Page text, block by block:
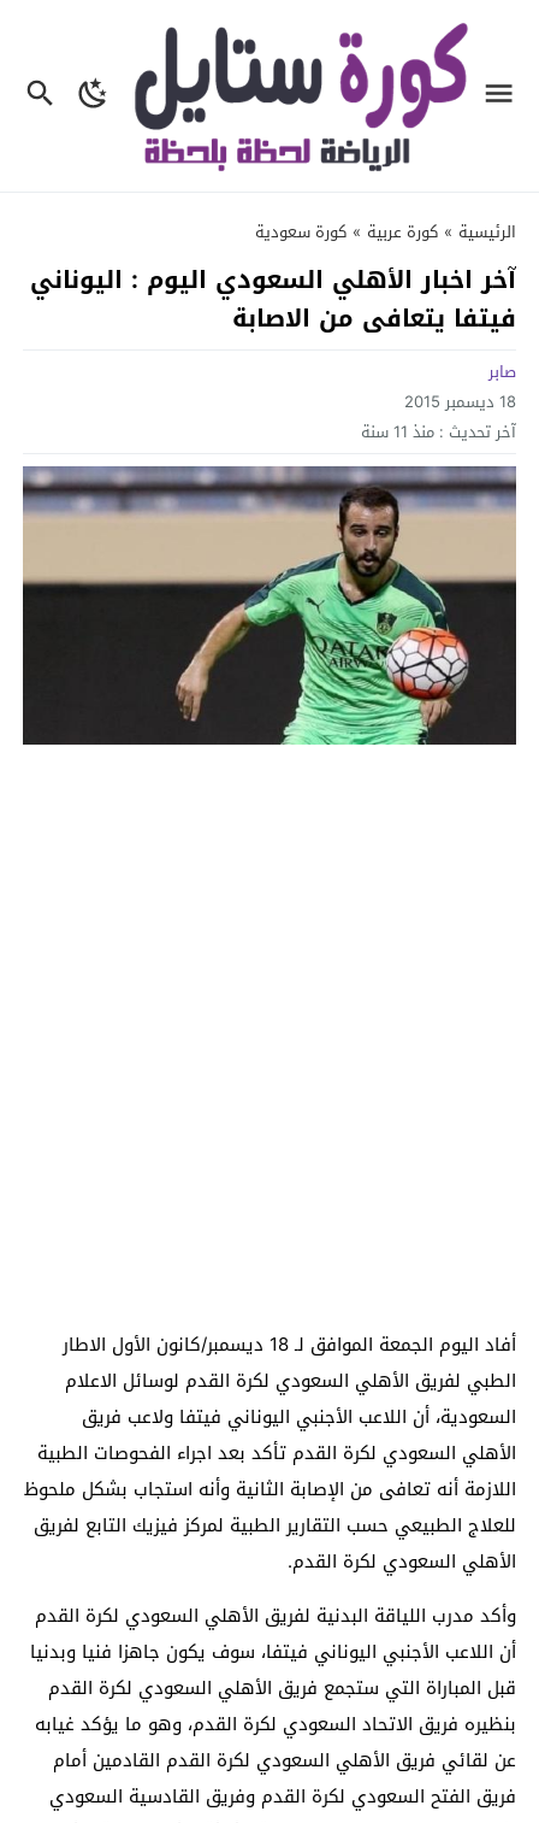
الرئيسية » كورة عربية » كورة سعودية
آخر اخبار الأهلي السعودي اليوم : اليوناني
فيتفا يتعافى من الاصابة
صابر
18 ديسمبر 2015
آخر تحديث : منذ 11 سنة
أفاد اليوم الجمعة الموافق لـ 18 ديسمبر/كانون الأول الاطار
الطبي لفريق الأهلي السعودي لكرة القدم لوسائل الاعلام
السعودية، أن اللاعب الأجنبي اليوناني فيتفا ولاعب فريق
الأهلي السعودي لكرة القدم تأكد بعد اجراء الفحوصات الطبية
اللازمة أنه تعافى من الإصابة الثانية وأنه استجاب بشكل ملحوظ
للعلاج الطبيعي حسب التقارير الطبية لمركز فيزيك التابع لفريق
الأهلي السعودي لكرة القدم.
وأكد مدرب اللياقة البدنية لفريق الأهلي السعودي لكرة القدم
أن اللاعب الأجنبي اليوناني فيتفا، سوف يكون جاهزا فنيا وبدنيا
قبل المباراة التي ستجمع فريق الأهلي السعودي لكرة القدم
بنظيره فريق الاتحاد السعودي لكرة القدم، وهو ما يؤكد غيابه
عن لقائي فريق الأهلي السعودي لكرة القدم القادمين أمام
فريق الفتح السعودي لكرة القدم وفريق القادسية السعودي